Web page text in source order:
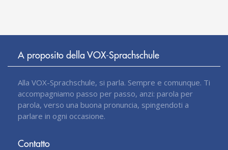
A proposito della VOX-Sprachschule
Alla VOX-Sprachschule, si parla. Sempre e comunque. Ti
accompagniamo passo per passo, anzi: parola per
parola, verso una buona pronuncia, spingendoti a
parlare in ogni occasione.
Contatto